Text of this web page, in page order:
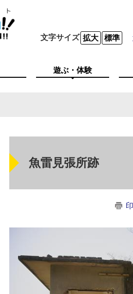
文字サイズ 拡大 標準
遊ぶ・体験
魚雷見張所跡